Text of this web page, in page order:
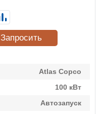
Atlas Copco
100 кВт
Автозапуск
Запросить